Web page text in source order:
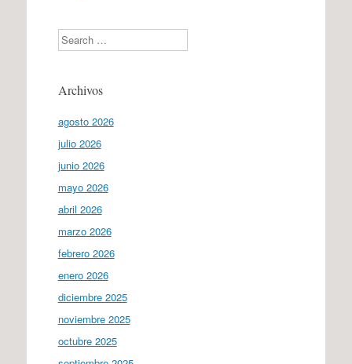
Search
Archivos
agosto 2026
julio 2026
junio 2026
mayo 2026
abril 2026
marzo 2026
febrero 2026
enero 2026
diciembre 2025
noviembre 2025
octubre 2025